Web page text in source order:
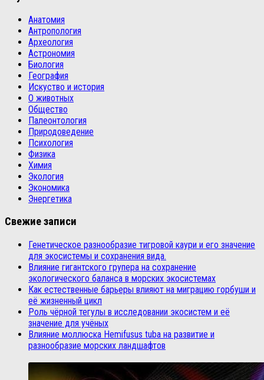
Анатомия
Антропология
Археология
Астрономия
Биология
География
Искуство и история
О животных
Общество
Палеонтология
Природоведение
Психология
Физика
Химия
Экология
Экономика
Энергетика
Свежие записи
Генетическое разнообразие тигровой каури и его значение
для экосистемы и сохранения вида.
Влияние гигантского групера на сохранение
экологического баланса в морских экосистемах
Как естественные барьеры влияют на миграцию горбуши и
её жизненный цикл
Роль чёрной тегулы в исследовании экосистем и её
значение для учёных
Влияние моллюска Hemifusus tuba на развитие и
разнообразие морских ландшафтов